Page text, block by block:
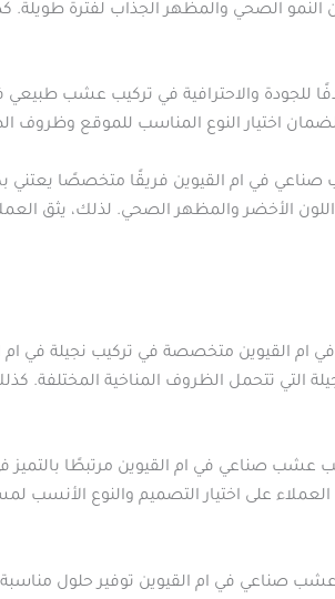
الصحي والمظهر الجذاب لفترة طويلة.
للجودة والاحترافية في تركيب عشب
اختيار النوع المناسب للموقع وظروف
في ام القيوين فريقًا متخصصًا يعتني
الأخضر والمظهر الصحي. لذلك، يثق
القيوين متخصصة في تركيب نجيلة في ام
التي تتحمل الظروف المناخية
عشب صناعي في ام القيوين مرتبطًا بالتميز
على اختيار التصميم والنوع الأنسب
صناعي في ام القيوين توفير حلول